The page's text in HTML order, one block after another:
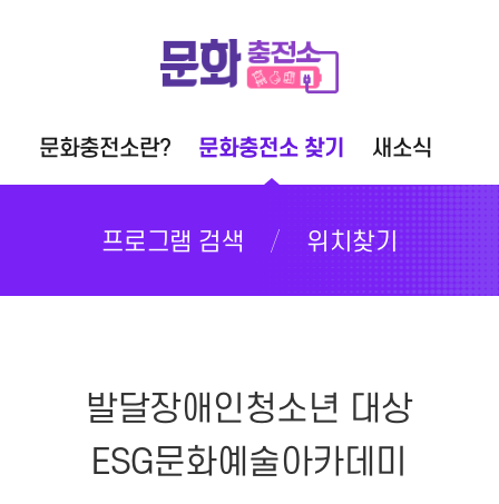
문화충전소란? 문화충전소 찾기
프로그램 검색 위치찾기
새소식
발달장애인청소년 대상
ESG문화예술아카데미